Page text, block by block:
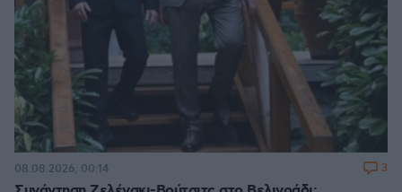
08.08.2026, 00:14 3